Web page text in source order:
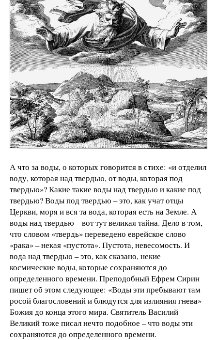
А что за воды, о которых говорится в стихе: «и отделил
воду, которая над твердью, от воды, которая под
твердью»? Какие такие воды над твердью и какие под
твердью? Воды под твердью – это, как учат отцы
Церкви, моря и вся та вода, которая есть на Земле. А
воды над твердью – вот тут великая тайна. Дело в том,
что словом «твердь» переведено еврейское слово
«рака» – некая «пустота». Пустота, невесомость. И
вода над твердью – это, как сказано, некие
космические воды, которые сохраняются до
определенного времени. Преподобный Ефрем Сирин
пишет об этом следующее: «Воды эти пребывают там
росой благословений и блюдутся для излияния гнева»
Божия до конца этого мира. Святитель Василий
Великий тоже писал нечто подобное – что воды эти
сохраняются до определенного времени.